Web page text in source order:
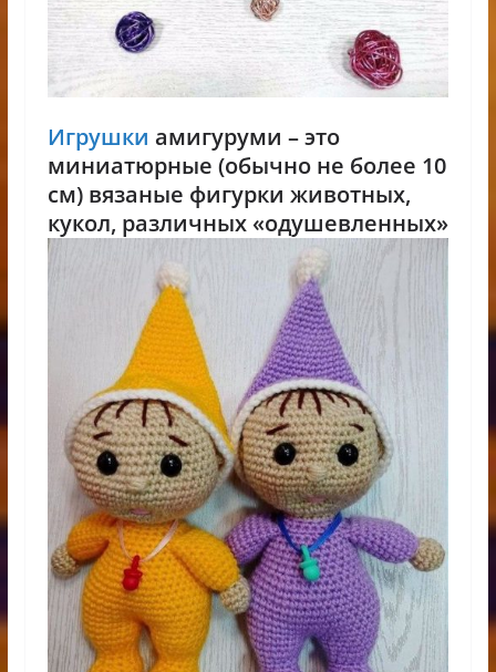
Игрушки амигуруми – это
миниатюрные (обычно не более 10
см) вязаные фигурки животных,
кукол, различных «одушевленных»